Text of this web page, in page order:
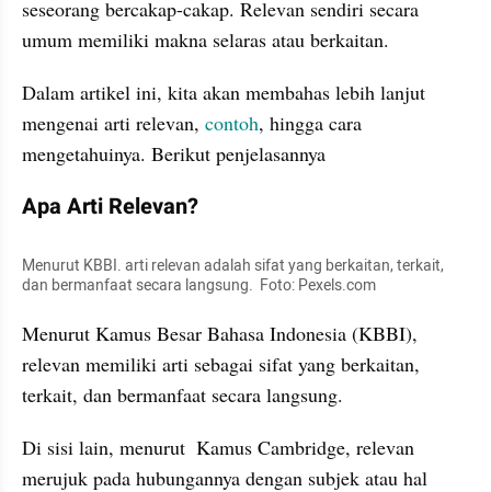
seseorang bercakap-cakap. Relevan sendiri secara
umum memiliki makna selaras atau berkaitan.
Dalam artikel ini, kita akan membahas lebih lanjut
mengenai arti relevan, contoh, hingga cara
mengetahuinya. Berikut penjelasannya
Apa Arti Relevan?
Menurut KBBI. arti relevan adalah sifat yang berkaitan, terkait,
dan bermanfaat secara langsung.  Foto: Pexels.com
Menurut Kamus Besar Bahasa Indonesia (KBBI),
relevan memiliki arti sebagai sifat yang berkaitan,
terkait, dan bermanfaat secara langsung.
Di sisi lain, menurut  Kamus Cambridge, relevan
merujuk pada hubungannya dengan subjek atau hal